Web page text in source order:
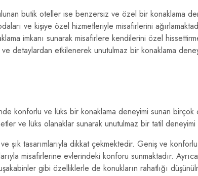
butik oteller ise benzersiz ve özel bir konaklama
ve kişiye özel hizmetleriyle misafirlerini
imkanı sunarak misafirlere kendilerini özel
detaylardan etkilenerek unutulmaz bir konaklama
konforlu ve lüks bir konaklama deneyimi sunan birçok
ve lüks olanaklar sunarak unutulmaz bir tatil
şık tasarımlarıyla dikkat çekmektedir. Geniş ve
misafirlerine evlerindeki konforu sunmaktadır.
gibi özelliklerle de konukların rahatlığı